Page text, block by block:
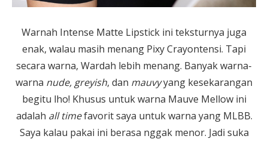
Warnah Intense Matte Lipstick ini teksturnya juga
enak, walau masih menang Pixy Crayontensi. Tapi
secara warna, Wardah lebih menang. Banyak warna-
warna nude, greyish, dan mauvyyang kesekarangan
begitu lho! Khusus untuk warna Mauve Mellow ini
adalah all timefavorit saya untuk warna yang MLBB.
Saya kalau pakai ini berasa nggak menor. Jadi suka